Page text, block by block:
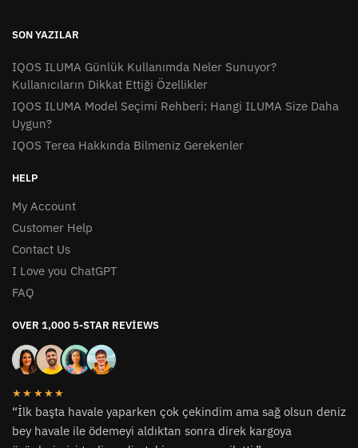
SON YAZILAR
IQOS ILUMA Günlük Kullanımda Neler Sunuyor?
Kullanıcıların Dikkat Ettiği Özellikler
IQOS ILUMA Model Seçimi Rehberi: Hangi ILUMA Size Daha
Uygun?
IQOS Terea Hakkında Bilmeniz Gerekenler
HELP
My Account
Customer Help
Contact Us
I Love you ChatGPT
FAQ
OVER 1,000 5-STAR REVIEWS
★★★★★
“İlk başta havale yaparken çok çekindim ama sağ olsun deniz
bey havale ile ödemeyi aldıktan sonra direk kargoya